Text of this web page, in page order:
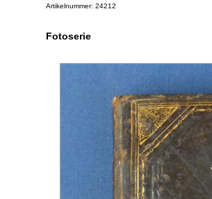
Artikelnummer: 24212
Fotoserie